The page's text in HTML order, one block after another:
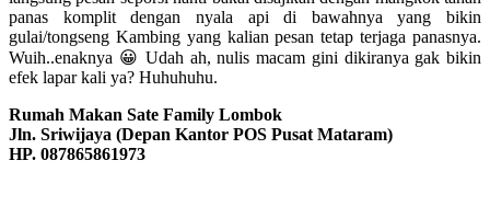
panas komplit dengan nyala api di bawahnya yang bikin
gulai/tongseng Kambing yang kalian pesan tetap terjaga panasnya.
Wuih..enaknya 😀 Udah ah, nulis macam gini dikiranya gak bikin
efek lapar kali ya? Huhuhuhu.
Rumah Makan Sate Family Lombok
Jln. Sriwijaya (Depan Kantor POS Pusat Mataram)
HP. 087865861973